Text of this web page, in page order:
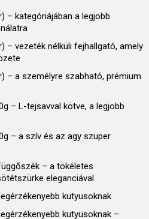
– kategóriájában a legjobb
– vezeték nélküli fejhallgató, amely
– a személyre szabható, prémium
– L-tejsavval kötve, a legjobb
– a szív és az agy szuper
– a tökéletes
eleganciával
kutyusoknak
kutyusoknak –